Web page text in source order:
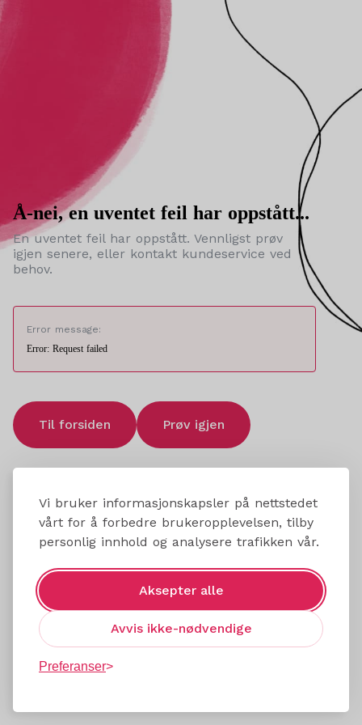
Vi bruker informasjonskapsler på nettstedet
vårt for å forbedre brukeropplevelsen, tilby
personlig innhold og analysere trafikken vår.
Aksepter alle
Avvis ikke-nødvendige
Preferanser
Å-nei, en uventet feil har oppstått...
En uventet feil har oppstått. Vennligst prøv
igjen senere, eller kontakt kundeservice ved
behov.
Error message:
Error: Request failed
Til forsiden Prøv igjen